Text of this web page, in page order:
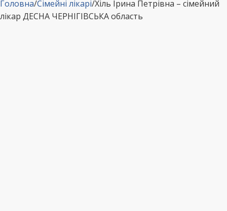
Головна/Сімейні лікарі/Хіль Ірина Петрівна – сімейний
лікар ДЕСНА ЧЕРНІГІВСЬКА область